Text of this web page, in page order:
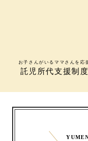
お子さんがいるママさんを応
託児所代支援制度